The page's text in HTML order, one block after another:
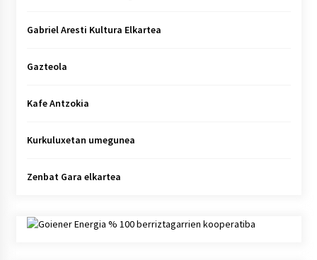
Gabriel Aresti Kultura Elkartea
Gazteola
Kafe Antzokia
Kurkuluxetan umegunea
Zenbat Gara elkartea